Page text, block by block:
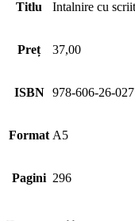
Titlu Intalnire cu
Preț 37,00
ISBN 978-606-26-
Format A5
Pagini 296